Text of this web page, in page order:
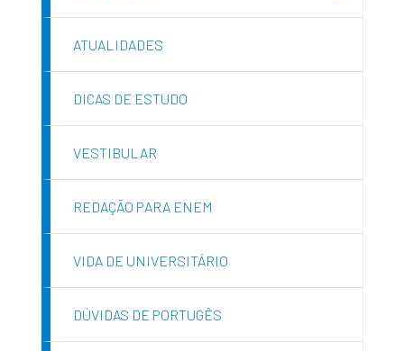
ATUALIDADES
DICAS DE ESTUDO
VESTIBULAR
REDAÇÃO PARA ENEM
VIDA DE UNIVERSITÁRIO
DÚVIDAS DE PORTUGÊS